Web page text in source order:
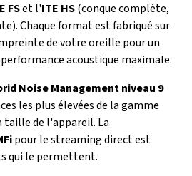
FSet l'ITE HS(conque complète,
Chaque format est fabriqué sur
de votre oreille pour un
acoustique maximale.
Noise Management niveau 9
les plus élevées de la gamme
taille de l'appareil. La
pour le streaming direct est
qui le permettent.